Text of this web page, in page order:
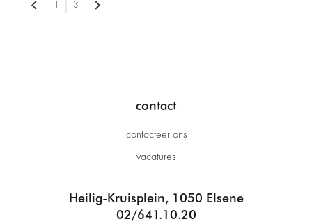
3
contact
contacteer ons
vacatures
Heilig-Kruisplein, 1050 Elsene
02/641.10.20